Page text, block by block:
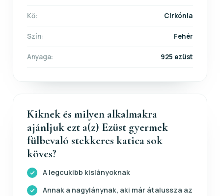
Kő: Cirkónia
Szín: Fehér
Anyaga: 925 ezüst
Kiknek és milyen alkalmakra
ajánljuk ezt a(z) Ezüst gyermek
fülbevaló stekkeres katica sok
köves?
A legcukibb kislányoknak
Annak a nagylánynak, aki már átalussza az